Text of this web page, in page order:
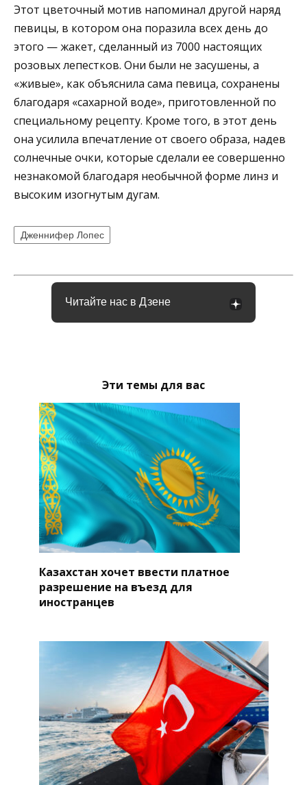
Этот цветочный мотив напоминал другой наряд
певицы, в котором она поразила всех день до
этого — жакет, сделанный из 7000 настоящих
розовых лепестков. Они были не засушены, а
«живые», как объяснила сама певица, сохранены
благодаря «сахарной воде», приготовленной по
специальному рецепту. Кроме того, в этот день
она усилила впечатление от своего образа, надев
солнечные очки, которые сделали ее совершенно
незнакомой благодаря необычной форме линз и
высоким изогнутым дугам.
Дженнифер Лопес
Читайте нас в Дзене
Эти темы для вас
Казахстан хочет ввести платное
разрешение на въезд для
иностранцев